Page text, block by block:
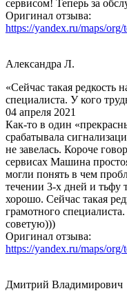
сервисом! Теперь за
Оригинал отзыва:
https://yandex.ru/maps/
Александра Л.
«Сейчас такая редкость
специалиста. У кого
04 апреля 2021
Как-то в один
срабатывала
не завелась. Короче
сервисах Машина
могли понять в чем
течении 3-х дней и тьфу
хорошо. Сейчас такая
грамотного
советую)))
Оригинал отзыва:
https://yandex.ru/maps/
Дмитрий Владимирович